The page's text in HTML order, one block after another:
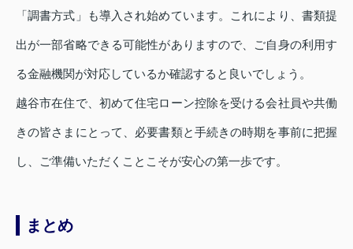
「調書方式」も導入され始めています。これにより、書類提
出が一部省略できる可能性がありますので、ご自身の利用す
る金融機関が対応しているか確認すると良いでしょう。
越谷市在住で、初めて住宅ローン控除を受ける会社員や共働
きの皆さまにとって、必要書類と手続きの時期を事前に把握
し、ご準備いただくことこそが安心の第一歩です。
まとめ